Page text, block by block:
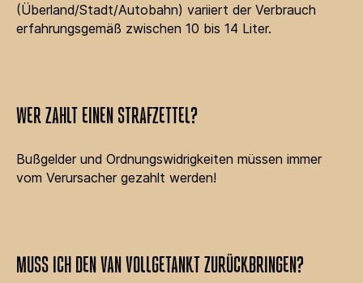
(Überland/Stadt/Autobahn) variiert der Verbrauch
erfahrungsgemäß zwischen 10 bis 14 Liter.
WER ZAHLT EINEN STRAFZETTEL?
Bußgelder und Ordnungswidrigkeiten müssen immer
vom Verursacher gezahlt werden!
MUSS ICH DEN VAN VOLLGETANKT ZURÜCKBRINGEN?